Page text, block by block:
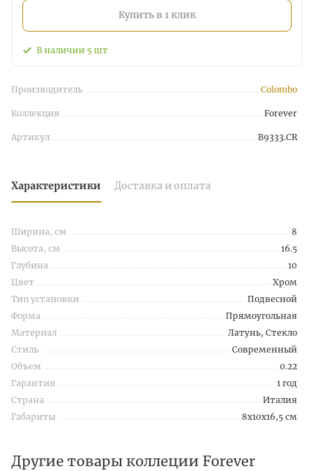
Купить в 1 клик
В наличии 5 шт
Производитель Colombo
Коллекция Forever
Артикул B9333.CR
Характеристики Доставка и оплата
Ширина, см
8
Высота, см
16.5
Глубина
10
Цвет
Хром
Тип установки
Подвесной
Форма
Прямоугольная
Материал
Латунь, Стекло
Стиль
Современный
Объем
0.22
Гарантия
1 год
Страна
Италия
Габариты
8x10x16,5 см
Другие товары коллеции Forever